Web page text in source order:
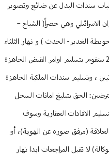
سندات البدل عن ضائع وتصوير
الاسرائيلي وهي حصراً( الشياح –
الغدير- الحدث ) و نهار الثلثاء
في 21 والخميس في 23 كانون الثاني 2025 ستقوم بتسليم اوامر القبض الجاهزة
، وتسليم سندات الملكية الجاهزة
الحق بتبليغ امانات السجل
الافادات العقارية وسوف
(مرفق صورة عن الهوية)، أو
لا تقبل المراجعات ابدا نهار